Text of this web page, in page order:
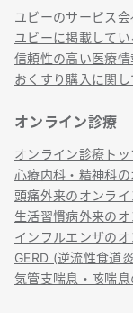
ユビーのサービス会
ユビーに掲載して
信頼性の高い医療
おくすり購入に関
オンライン診療
オンライン診療トッ
心療内科・精神科
頭痛外来のオンラ
生活習慣病外来の
インフルエンザの
GERD (逆流性食道
気管支喘息・咳喘